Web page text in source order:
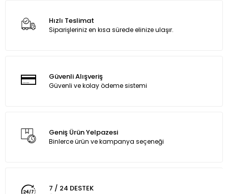
Hızlı Teslimat
Siparişleriniz en kısa sürede elinize ulaşır.
Güvenli Alışveriş
Güvenli ve kolay ödeme sistemi
Geniş Ürün Yelpazesi
Binlerce ürün ve kampanya seçeneği
7 / 24 DESTEK